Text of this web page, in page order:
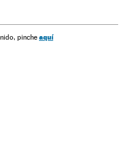
Brasil
pinche aquí